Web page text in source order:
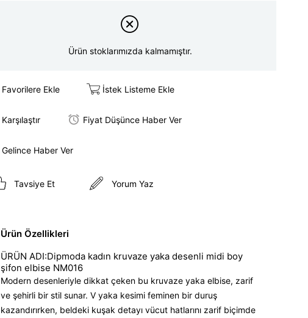
Ürün stoklarımızda kalmamıştır.
Favorilere Ekle İstek Listeme Ekle
Karşılaştır Fiyat Düşünce Haber Ver
Gelince Haber Ver
Tavsiye Et Yorum Yaz
Ürün Özellikleri
ÜRÜN ADI:Dipmoda kadın kruvaze yaka desenli midi boy
şifon elbise NM016
Modern desenleriyle dikkat çeken bu kruvaze yaka elbise, zarif
ve şehirli bir stil sunar. V yaka kesimi feminen bir duruş
kazandırırken, beldeki kuşak detayı vücut hatlarını zarif biçimde